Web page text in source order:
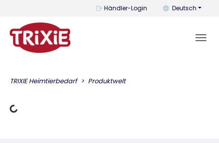
Händler-Login Mit diesem
Deutsch
TRIXIE Heimtierbedarf Produktwelt
Lädt Daten